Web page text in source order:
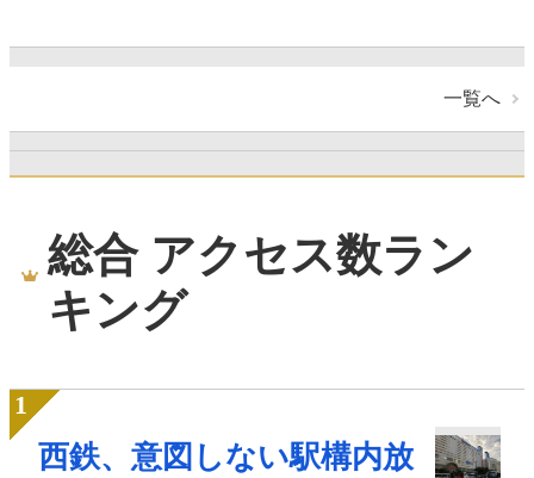
一覧へ
総合 アクセス数ラン
キング
西鉄、意図しない駅構内放